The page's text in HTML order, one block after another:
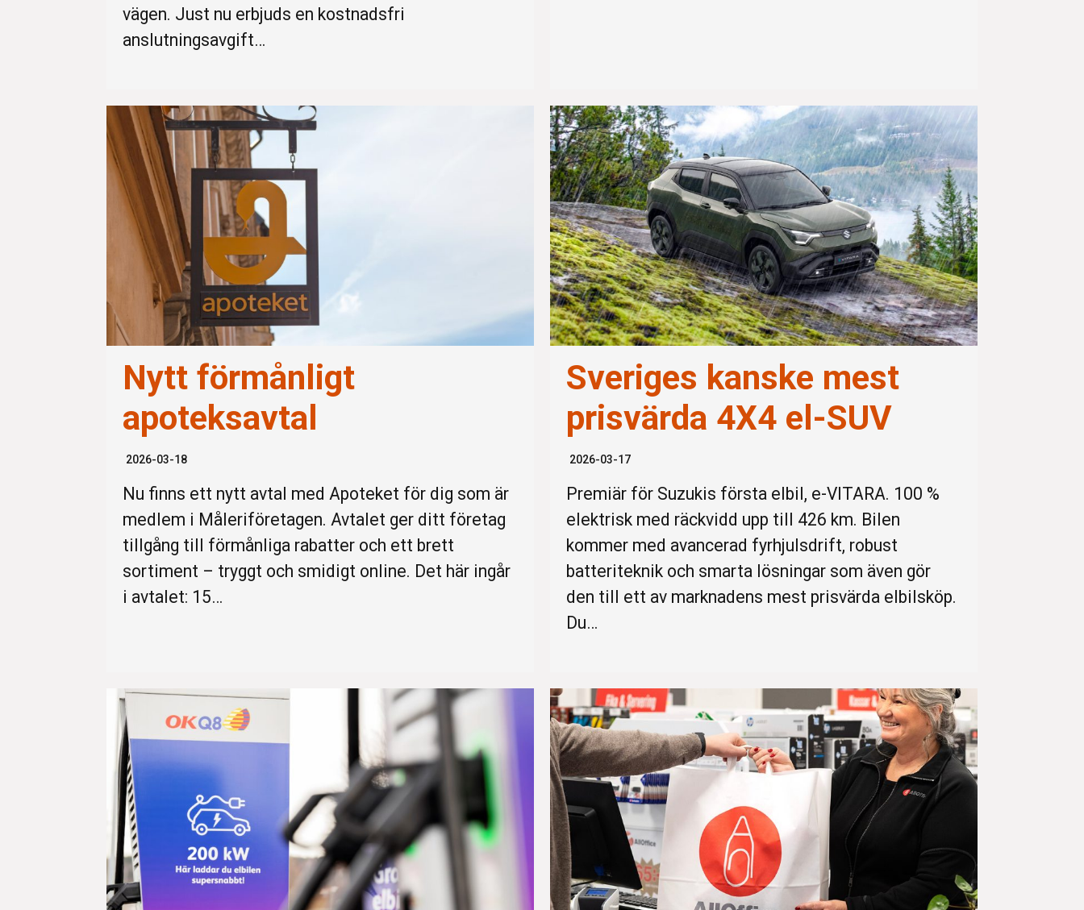
vägen. Just nu erbjuds en kostnadsfri
anslutningsavgift…
Nytt förmånligt
apoteksavtal
2026-03-18
Nu finns ett nytt avtal med Apoteket för dig som är
medlem i Måleriföretagen. Avtalet ger ditt företag
tillgång till förmånliga rabatter och ett brett
sortiment – tryggt och smidigt online. Det här ingår
i avtalet: 15…
Sveriges kanske mest
prisvärda 4X4 el-SUV
2026-03-17
Premiär för Suzukis första elbil, e-VITARA. 100 %
elektrisk med räckvidd upp till 426 km. Bilen
kommer med avancerad fyrhjulsdrift, robust
batteriteknik och smarta lösningar som även gör
den till ett av marknadens mest prisvärda elbilsköp.
Du…